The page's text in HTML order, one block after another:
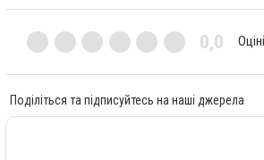
0,0
Поділіться та підписуйтесь на наші джерела